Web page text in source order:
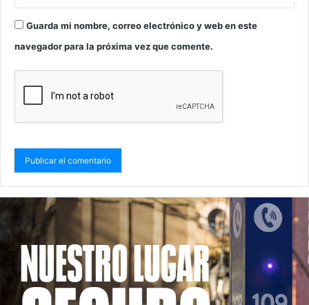
Guarda mi nombre, correo electrónico y web en este
navegador para la próxima vez que comente.